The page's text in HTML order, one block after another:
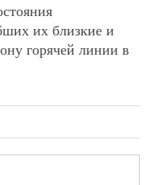
их близкие и
горячей линии в